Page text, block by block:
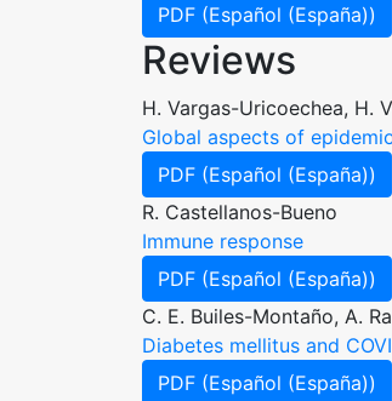
PDF (Español (España))
Reviews
H. Vargas-Uricoechea, H.
Global aspects of
PDF (Español (España))
R. Castellanos-Bueno
Immune response
PDF (Español (España))
C. E. Builes-Montaño, A.
Diabetes mellitus and
PDF (Español (España))